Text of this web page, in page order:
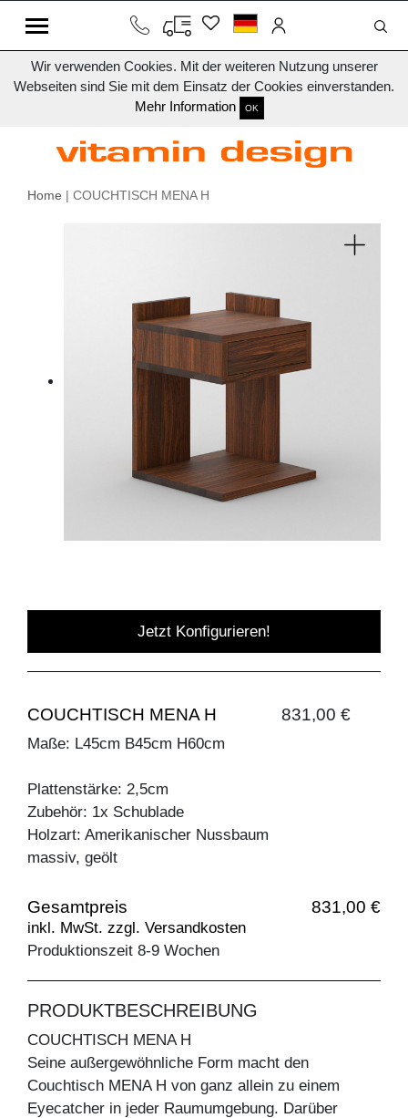
Wir verwenden Cookies. Mit der weiteren Nutzung unserer
Webseiten sind Sie mit dem Einsatz der Cookies einverstanden.
Mehr Information
OK
Home | COUCHTISCH MENA H
Jetzt Konfigurieren!
COUCHTISCH MENA H 831,00 €
Maße: L45cm B45cm H60cm
Plattenstärke: 2,5cm
Zubehör: 1x Schublade
Holzart: Amerikanischer Nussbaum
massiv, geölt
Gesamtpreis 831,00 €
inkl. MwSt. zzgl. Versandkosten
Produktionszeit 8-9 Wochen
PRODUKTBESCHREIBUNG
COUCHTISCH MENA H
Seine außergewöhnliche Form macht den
Couchtisch MENA H von ganz allein zu einem
Eyecatcher in jeder Raumumgebung. Darüber